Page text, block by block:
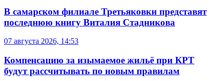
В самарском филиале Третьяковки представят
последнюю книгу Виталия Стадникова
07 августа 2026, 14:53
Компенсацию за изымаемое жильё при КРТ
будут рассчитывать по новым правилам